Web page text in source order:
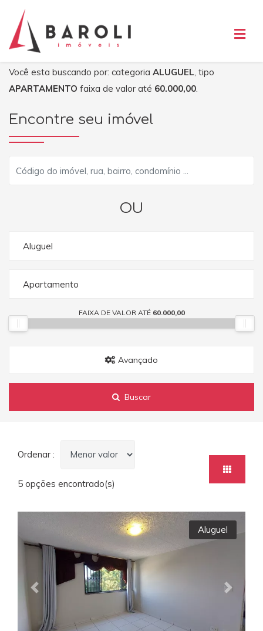
Você esta buscando por: categoria ALUGUEL , tipo
APARTAMENTO faixa de valor até 60.000,00
Encontre seu imóvel
OU
Aluguel
Apartamento
FAIXA DE VALOR ATÉ 60.000,00
Avançado
Buscar
Ordenar :
5 opções encontrado(s)
Previous Next
Aluguel